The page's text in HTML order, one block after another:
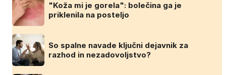
"Koža mi je gorela": bolečina ga je
priklenila na posteljo
So spalne navade ključni dejavnik za
razhod in nezadovoljstvo?